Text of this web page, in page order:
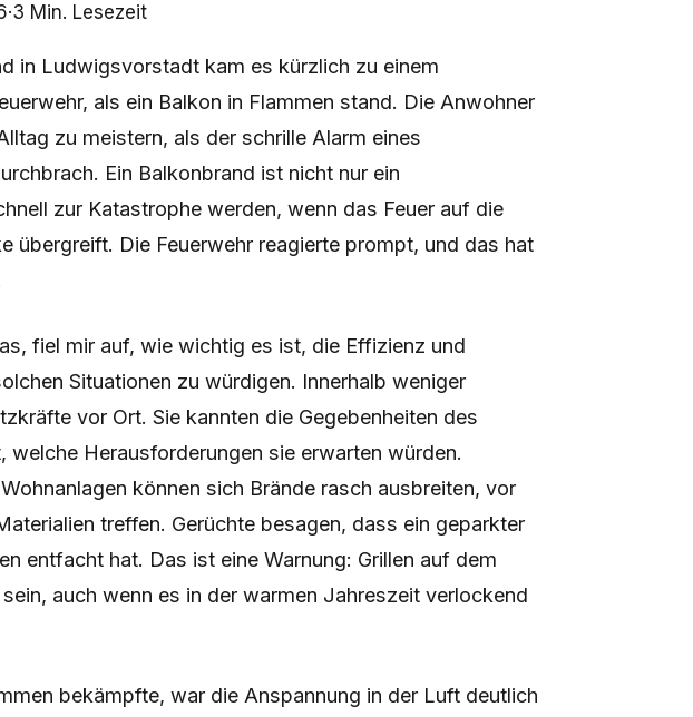
·3 Min. Lesezeit
in Ludwigsvorstadt kam es kürzlich zu einem
als ein Balkon in Flammen stand. Die Anwohner
zu meistern, als der schrille Alarm eines
Ein Balkonbrand ist nicht nur ein
zur Katastrophe werden, wenn das Feuer auf die
übergreift. Die Feuerwehr reagierte prompt, und das hat
fiel mir auf, wie wichtig es ist, die Effizienz und
Situationen zu würdigen. Innerhalb weniger
vor Ort. Sie kannten die Gegebenheiten des
Herausforderungen sie erwarten würden.
können sich Brände rasch ausbreiten, vor
treffen. Gerüchte besagen, dass ein geparkter
entfacht hat. Das ist eine Warnung: Grillen auf dem
auch wenn es in der warmen Jahreszeit verlockend
bekämpfte, war die Anspannung in der Luft deutlich